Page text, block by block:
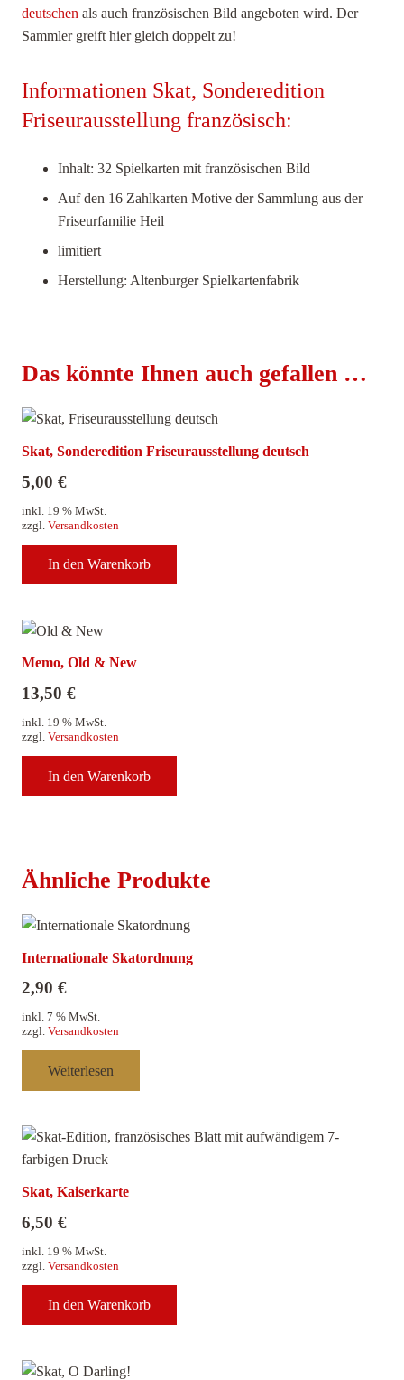
deutschen als auch französischen Bild angeboten wird. Der
Sammler greift hier gleich doppelt zu!
Informationen Skat, Sonderedition
Friseurausstellung französisch:
Inhalt: 32 Spielkarten mit französischen Bild
Auf den 16 Zahlkarten Motive der Sammlung aus der
Friseurfamilie Heil
limitiert
Herstellung: Altenburger Spielkartenfabrik
Das könnte Ihnen auch gefallen …
Skat, Sonderedition Friseurausstellung deutsch
5,00 €
inkl. 19 % MwSt.
zzgl. Versandkosten
In den Warenkorb
Memo, Old & New
13,50 €
inkl. 19 % MwSt.
zzgl. Versandkosten
In den Warenkorb
Ähnliche Produkte
Internationale Skatordnung
2,90 €
inkl. 7 % MwSt.
zzgl. Versandkosten
Weiterlesen
Skat, Kaiserkarte
6,50 €
inkl. 19 % MwSt.
zzgl. Versandkosten
In den Warenkorb